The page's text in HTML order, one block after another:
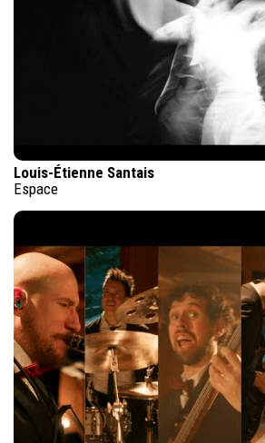
Louis-Étienne Santais
Espace